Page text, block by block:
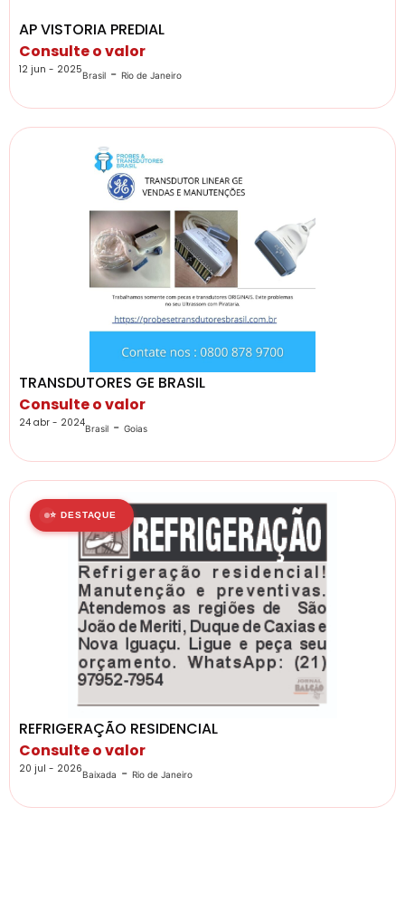
AP VISTORIA PREDIAL
Consulte o valor
12 jun - 2025Brasil - Rio de Janeiro
TRANSDUTORES GE BRASIL
Consulte o valor
24 abr - 2024Brasil - Goias
⭐ DESTAQUE
REFRIGERAÇÃO RESIDENCIAL
Consulte o valor
20 jul - 2026Baixada - Rio de Janeiro